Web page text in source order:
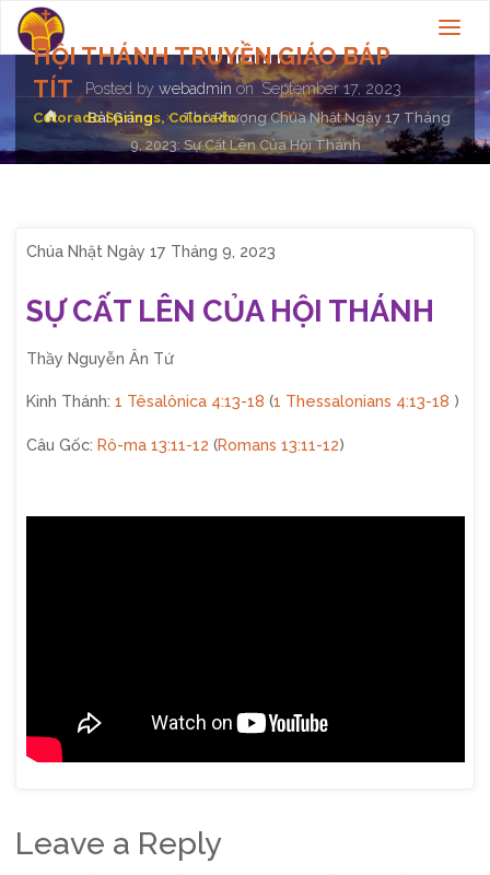
HỘI THÁNH TRUYỀN GIÁO BÁP
TÍT
Colorado Springs, Colorado
Tháng 9, 2023: Sự Cất Lên Của Hội
Thánh
Posted by webadmin on September 17, 2023
HomeBài Giảng
Thờ Phượng Chúa Nhật Ngày 17 Tháng
9, 2023: Sự Cất Lên Của Hội Thánh
Chúa Nhật Ngày 17 Tháng 9, 2023
SỰ CẤT LÊN CỦA HỘI THÁNH
Thầy Nguyễn Ân Tứ
Kinh Thánh: 1 Têsalônica 4:13-18 (1 Thessalonians 4:13-18 )
Câu Gốc: Rô-ma 13:11-12 (Romans 13:11-12)
Leave a Reply